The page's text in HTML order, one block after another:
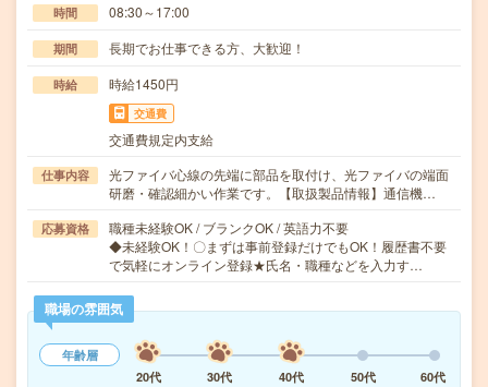
時間 08:30～17:00
期間 長期でお仕事できる方、大歓迎！
時給 時給1450円
交通費
交通費規定内支給
仕事内容
光ファイバ心線の先端に部品を取付け、光ファイバの端面
研磨・確認細かい作業です。【取扱製品情報】通信機…
応募資格
職種未経験OK / ブランクOK / 英語力不要
◆未経験OK！〇まずは事前登録だけでもOK！履歴書不要
で気軽にオンライン登録★氏名・職種などを入力す…
職場の雰囲気
年齢層
20代
30代 40代 50代 60代